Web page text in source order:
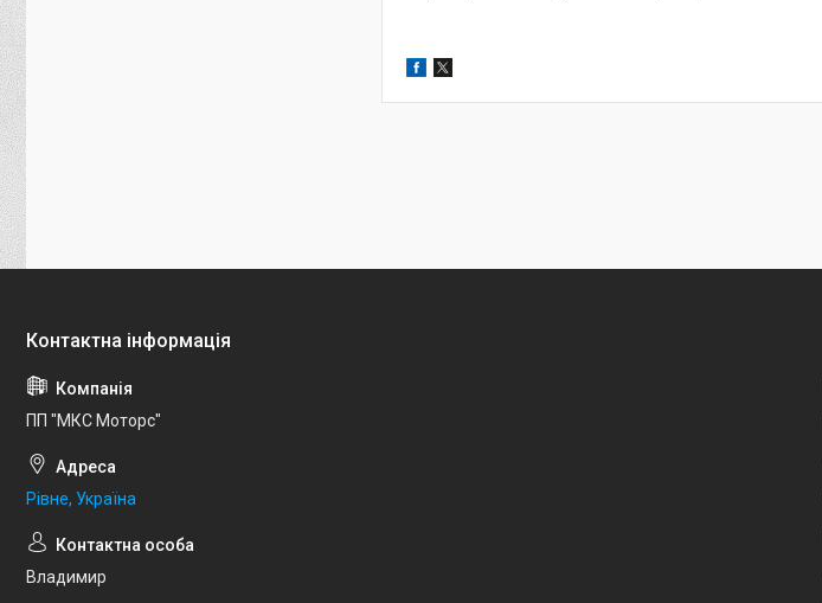
ПП "МКС Моторс"
Рівне, Україна
Владимир